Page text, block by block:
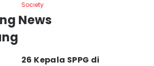
Society
News
26 Kepala SPPG di